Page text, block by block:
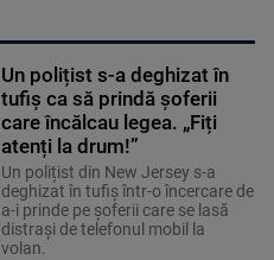
Un polițist s-a deghizat în
tufiș ca să prindă șoferii
care încălcau legea. „Fiți
atenți la drum!”
Un polițist din New Jersey s-a
deghizat în tufiș într-o încercare de
a-i prinde pe șoferii care se lasă
distrași de telefonul mobil la
volan.